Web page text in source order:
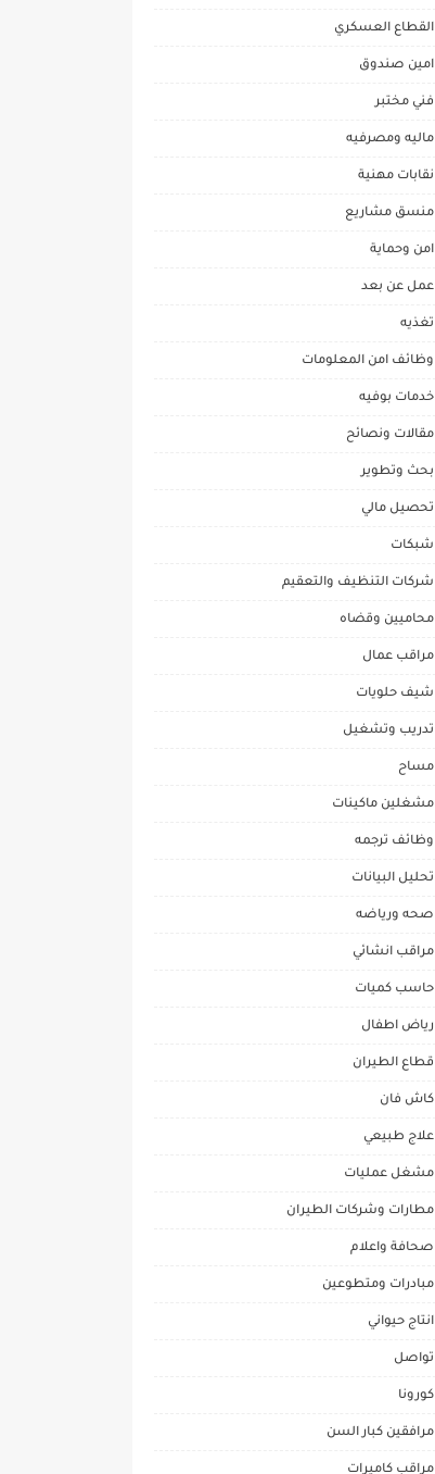
القطاع العسكري
امين صندوق
فني مختبر
ماليه ومصرفيه
نقابات مهنية
منسق مشاريع
امن وحماية
عمل عن بعد
تغذيه
وظائف امن المعلومات
خدمات بوفيه
مقالات ونصائح
بحث وتطوير
تحصيل مالي
شبكات
شركات التنظيف والتعقيم
محاميين وقضاه
مراقب عمال
شيف حلويات
تدريب وتشغيل
مساح
مشغلين ماكينات
وظائف ترجمه
تحليل البيانات
صحه ورياضه
مراقب انشائي
حاسب كميات
رياض اطفال
قطاع الطيران
كاش فان
علاج طبيعي
مشغل عمليات
مطارات وشركات الطيران
صحافة واعلام
مبادرات ومتطوعين
انتاج حيواني
تواصل
كورونا
مرافقين كبار السن
مراقب كاميرات